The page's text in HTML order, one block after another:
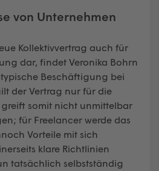
von Unternehmen
Kollektivvertrag auch für
dar, findet Veronika Bohrn
Beschäftigung bei
der Vertrag nur für die
somit nicht unmittelbar
für Freelancer werde das
Vorteile mit sich
klare Richtlinien
tatsächlich selbstständig